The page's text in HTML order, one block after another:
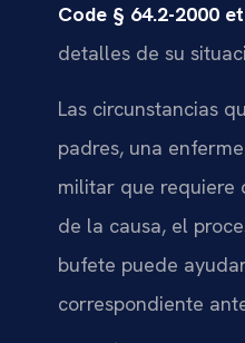
Code § 64.2-2000
detalles de su
Las circunstancias
padres, una
militar que requiere
de la causa, el
bufete puede
correspondiente